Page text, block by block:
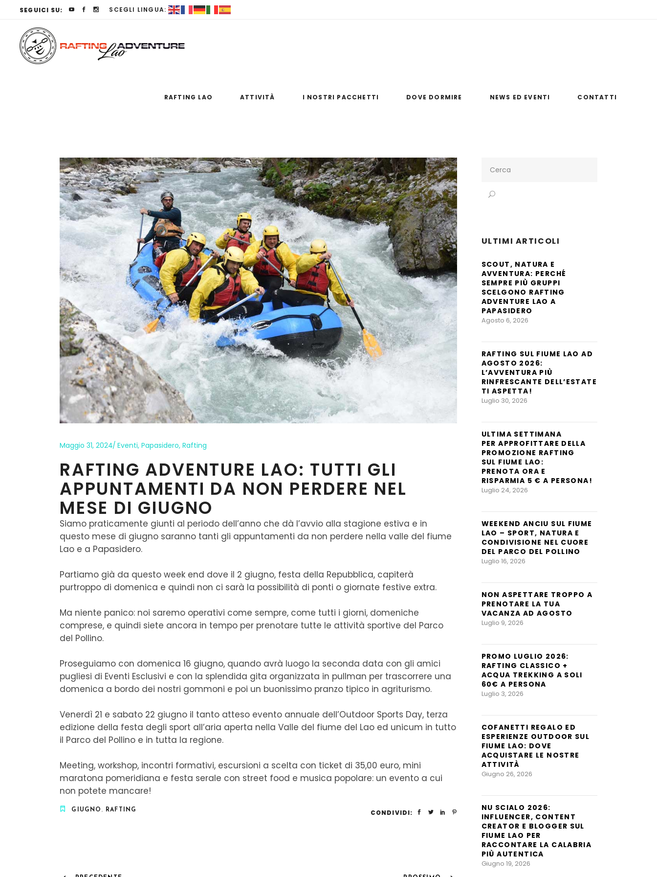
SEGUICI SU: SCEGLI LINGUA:
RAFTING LAO ATTIVITÀ I NOSTRI PACCHETTI DOVE DORMIRE NEWS ED EVENTI CONTATTI
Maggio 31, 2024 Eventi, Papasidero, Rafting
RAFTING ADVENTURE LAO: TUTTI GLI
APPUNTAMENTI DA NON PERDERE NEL
MESE DI GIUGNO
Siamo praticamente giunti al periodo dell’anno che dà l’avvio alla stagione estiva e in
questo mese di giugno saranno tanti gli appuntamenti da non perdere nella valle del fiume
Lao e a Papasidero.
Partiamo già da questo week end dove il 2 giugno, festa della Repubblica, capiterà
purtroppo di domenica e quindi non ci sarà la possibilità di ponti o giornate festive extra.
Ma niente panico: noi saremo operativi come sempre, come tutti i giorni, domeniche
comprese, e quindi siete ancora in tempo per prenotare tutte le attività sportive del Parco
del Pollino.
Proseguiamo con domenica 16 giugno, quando avrà luogo la seconda data con gli amici
pugliesi di Eventi Esclusivi e con la splendida gita organizzata in pullman per trascorrere una
domenica a bordo dei nostri gommoni e poi un buonissimo pranzo tipico in agriturismo.
Venerdì 21 e sabato 22 giugno il tanto atteso evento annuale dell’Outdoor Sports Day, terza
edizione della festa degli sport all’aria aperta nella Valle del fiume del Lao ed unicum in tutto
il Parco del Pollino e in tutta la regione.
Meeting, workshop, incontri formativi, escursioni a scelta con ticket di 35,00 euro, mini
maratona pomeridiana e festa serale con street food e musica popolare: un evento a cui
non potete mancare!
GIUGNO , RAFTING CONDIVIDI:
for:
ULTIMI ARTICOLI
SCOUT, NATURA E
AVVENTURA: PERCHÉ
SEMPRE PIÙ GRUPPI
SCELGONO RAFTING
ADVENTURE LAO A
PAPASIDERO
Agosto 6, 2026
RAFTING SUL FIUME LAO AD
AGOSTO 2026:
L’AVVENTURA PIÙ
RINFRESCANTE DELL’ESTATE
TI ASPETTA!
Luglio 30, 2026
ULTIMA SETTIMANA
PER APPROFITTARE DELLA
PROMOZIONE RAFTING
SUL FIUME LAO:
PRENOTA ORA E
RISPARMIA 5 € A PERSONA!
Luglio 24, 2026
WEEKEND ANCIU SUL FIUME
LAO – SPORT, NATURA E
CONDIVISIONE NEL CUORE
DEL PARCO DEL POLLINO
Luglio 16, 2026
NON ASPETTARE TROPPO A
PRENOTARE LA TUA
VACANZA AD AGOSTO
Luglio 9, 2026
PROMO LUGLIO 2026:
RAFTING CLASSICO +
ACQUA TREKKING A SOLI
60€ A PERSONA
Luglio 3, 2026
COFANETTI REGALO ED
ESPERIENZE OUTDOOR SUL
FIUME LAO: DOVE
ACQUISTARE LE NOSTRE
ATTIVITÀ
Giugno 26, 2026
NU SCIALO 2026:
INFLUENCER, CONTENT
CREATOR E BLOGGER SUL
FIUME LAO PER
RACCONTARE LA CALABRIA
PIÙ AUTENTICA
Giugno 19, 2026